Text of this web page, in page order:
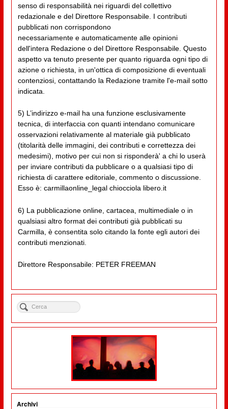
senso di responsabilità nei riguardi del collettivo
redazionale e del Direttore Responsabile. I contributi
pubblicati non corrispondono
necessariamente e automaticamente alle opinioni
dell'intera Redazione o del Direttore Responsabile. Questo
aspetto va tenuto presente per quanto riguarda ogni tipo di
azione o richiesta, in un'ottica di composizione di eventuali
contenziosi, contattando la Redazione tramite l'e-mail sotto
indicata.
5) L’indirizzo e-mail ha una funzione esclusivamente
tecnica, di interfaccia con quanti intendano comunicare
osservazioni relativamente al materiale già pubblicato
(titolarità delle immagini, dei contributi e correttezza dei
medesimi), motivo per cui non si risponderà' a chi lo userà
per inviare contributi da pubblicare o a qualsiasi tipo di
richiesta di carattere editoriale, commento o discussione.
Esso è: carmillaonline_legal chiocciola libero.it
6) La pubblicazione online, cartacea, multimediale o in
qualsiasi altro format dei contributi già pubblicati su
Carmilla, è consentita solo citando la fonte egli autori dei
contributi menzionati.
Direttore Responsabile: PETER FREEMAN
Archivi